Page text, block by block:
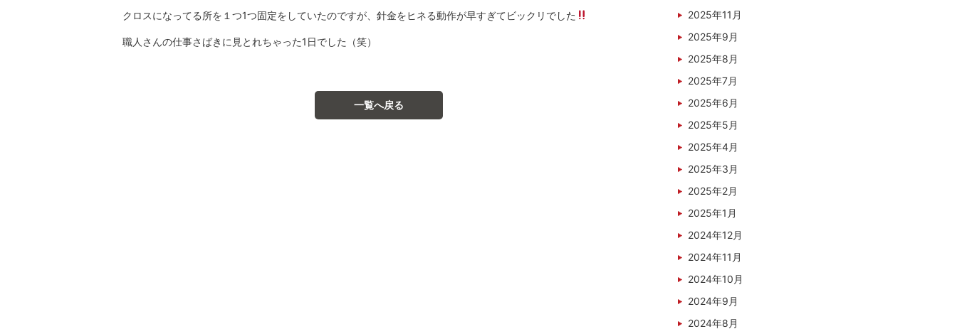
クロスになってる所を１つ1つ固定をしていたのですが、針金をヒネる動作が早すぎてビックリでした
職人さんの仕事さばきに見とれちゃった1日でした（笑）
一覧へ戻る
2025年11月
2025年9月
2025年8月
2025年7月
2025年6月
2025年5月
2025年4月
2025年3月
2025年2月
2025年1月
2024年12月
2024年11月
2024年10月
2024年9月
2024年8月